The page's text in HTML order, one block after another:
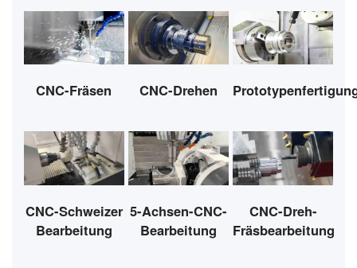
CNC-Fräsen CNC-Drehen
CNC-Schweizer
Bearbeitung
5-Achsen-CNC-
Bearbeitung
CNC-Dreh-
Fräsbearbeitung